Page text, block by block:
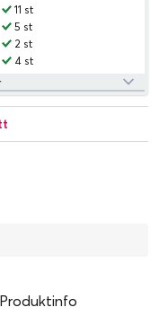
11 st
5 st
2 st
4 st
Produktinfo